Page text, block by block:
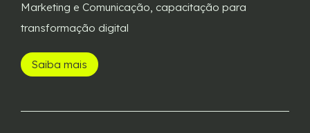
Marketing e Comunicação, capacitação para
transformação digital
Saiba mais